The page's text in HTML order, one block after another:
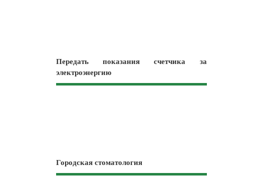
Передать показания счетчика за
электроэнергию
Городская стоматология